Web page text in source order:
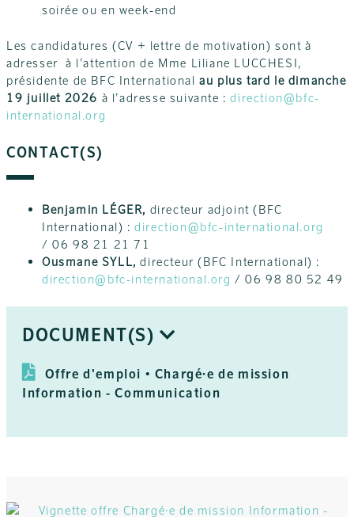
soirée ou en week-end
Les candidatures (CV + lettre de motivation) sont à
adresser à l’attention de Mme Liliane LUCCHESI,
présidente de BFC Internationalau plus tard le dimanche
19 juillet 2026 à l’adresse suivante :direction@bfc-
international.org
CONTACT(S)
Benjamin LÉGER, directeur adjoint (BFC
International) :direction@bfc-international.org
/ 06 98 21 21 71
Ousmane SYLL, directeur (BFC International) :
direction@bfc-international.org / 06 98 80 52 49
DOCUMENT(S)
Offre d'emploi • Chargé·e de mission
Information - Communication